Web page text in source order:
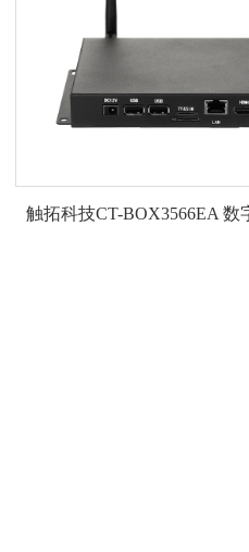
触拓科技CT-BOX3566EA 数